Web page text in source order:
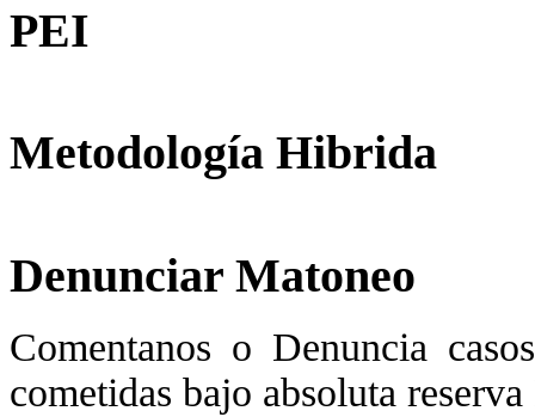
PEI
Metodología Hibrida
Denunciar Matoneo
Comentanos o Denuncia
cometidas bajo absoluta